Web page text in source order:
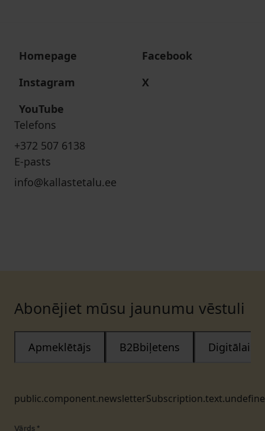
Homepage
Facebook
Instagram
X
YouTube
Telefons
+372 507 6138
E-pasts
info@kallastetalu.ee
Abonējiet mūsu jaunumu vēstuli
Apmeklētājs B2Bbiļetens Digitālais
Vārds *